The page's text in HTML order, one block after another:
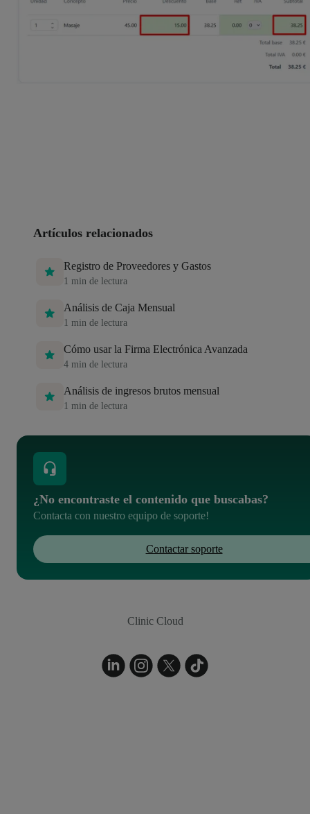
Artículos relacionados
Registro de Proveedores y Gastos
1 min de lectura
Análisis de Caja Mensual
1 min de lectura
Cómo usar la Firma Electrónica Avanzada
4 min de lectura
Análisis de ingresos brutos mensual
1 min de lectura
¿No encontraste el contenido que buscabas?
Contacta con nuestro equipo de soporte!
Contactar soporte
Clinic Cloud